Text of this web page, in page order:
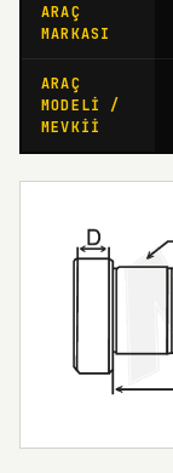
ARAÇ
MARKASI
ARAÇ
MODELI /
MEVKII